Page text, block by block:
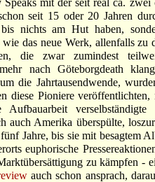
mit der seit real ca.
seit 15 oder 20 Jahren
nichts am Hut haben,
das neue Werk, allenfalls zu
die zwar zumindest
nach Göteborgdeath
die Jahrtausendwende,
diese Pioniere
verselbständigte
auch Amerika überspülte,
Jahre, bis sie mit besagtem
euphorische
zu kämpfen -
auch schon ansprach,